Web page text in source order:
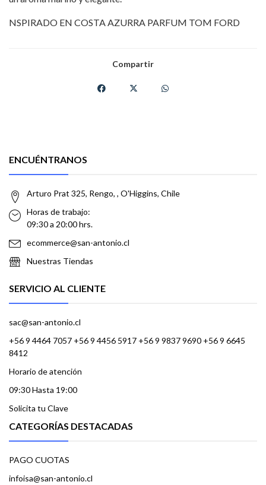
NSPIRADO EN COSTA AZURRA PARFUM TOM FORD
Compartir
ENCUÉNTRANOS
Arturo Prat 325, Rengo, , O'Higgins, Chile
Horas de trabajo:
09:30 a 20:00 hrs.
ecommerce@san-antonio.cl
Nuestras Tiendas
SERVICIO AL CLIENTE
sac@san-antonio.cl
+56 9 4464 7057 +56 9 4456 5917 +56 9 9837 9690 +56 9 6645
8412
Horario de atención
09:30 Hasta 19:00
Solicita tu Clave
CATEGORÍAS DESTACADAS
PAGO CUOTAS
infoisa@san-antonio.cl